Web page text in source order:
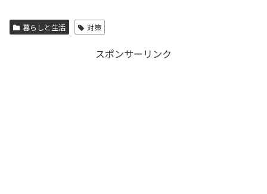
暮らしと生活 対策
スポンサーリンク